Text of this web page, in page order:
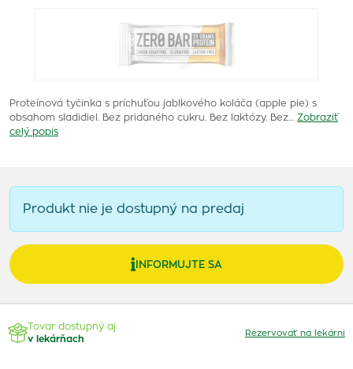
Proteínová tyčinka s príchuťou jablkového koláča (apple pie) s
obsahom sladidiel. Bez pridaného cukru. Bez laktózy. Bez…
Zobraziť
celý popis
Produkt nie je dostupný na predaj
INFORMUJTE SA
Tovar dostupný aj
v lekárňach
Rezervovať na lekárni